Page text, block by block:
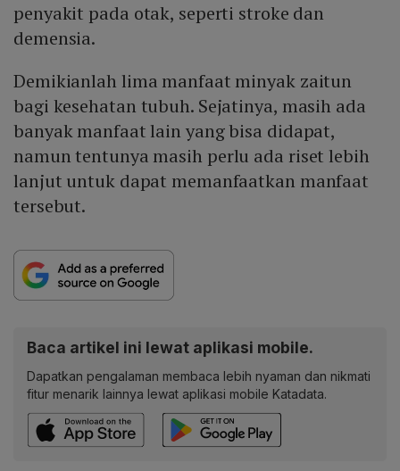
penyakit pada otak, seperti stroke dan
demensia.
Demikianlah lima manfaat minyak zaitun
bagi kesehatan tubuh. Sejatinya, masih ada
banyak manfaat lain yang bisa didapat,
namun tentunya masih perlu ada riset lebih
lanjut untuk dapat memanfaatkan manfaat
tersebut.
Baca artikel ini lewat aplikasi mobile.
Dapatkan pengalaman membaca lebih nyaman dan nikmati
fitur menarik lainnya lewat aplikasi mobile Katadata.